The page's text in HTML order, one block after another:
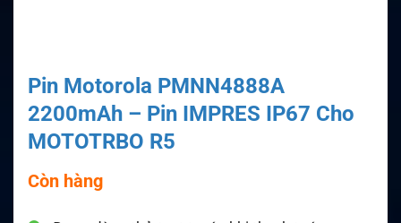
Pin Motorola PMNN4888A
2200mAh – Pin IMPRES IP67 Cho
MOTOTRBO R5
Còn hàng